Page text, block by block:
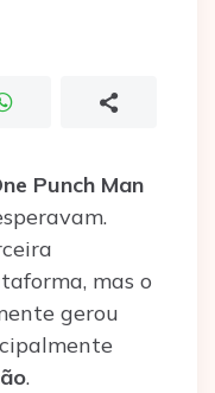
Punch Man
mas o
gerou
.